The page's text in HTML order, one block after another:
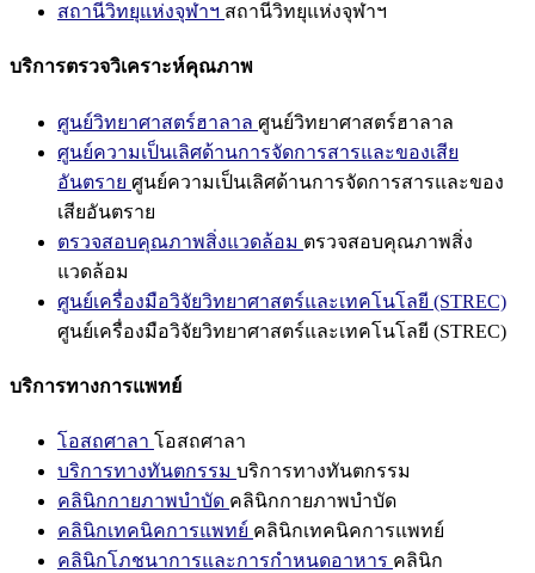
สถานีวิทยุแห่งจุฬาฯ สถานีวิทยุแห่งจุฬาฯ
บริการตรวจวิเคราะห์คุณภาพ
ศูนย์วิทยาศาสตร์ฮาลาล ศูนย์วิทยาศาสตร์ฮาลาล
ศูนย์ความเป็นเลิศด้านการจัดการสารและของเสีย
อันตราย ศูนย์ความเป็นเลิศด้านการจัดการสารและของ
เสียอันตราย
ตรวจสอบคุณภาพสิ่งแวดล้อม ตรวจสอบคุณภาพสิ่ง
แวดล้อม
ศูนย์เครื่องมือวิจัยวิทยาศาสตร์และเทคโนโลยี (STREC)
ศูนย์เครื่องมือวิจัยวิทยาศาสตร์และเทคโนโลยี (STREC)
บริการทางการแพทย์
โอสถศาลา โอสถศาลา
บริการทางทันตกรรม บริการทางทันตกรรม
คลินิกกายภาพบำบัด คลินิกกายภาพบำบัด
คลินิกเทคนิคการแพทย์ คลินิกเทคนิคการแพทย์
คลินิกโภชนาการและการกำหนดอาหาร คลินิก